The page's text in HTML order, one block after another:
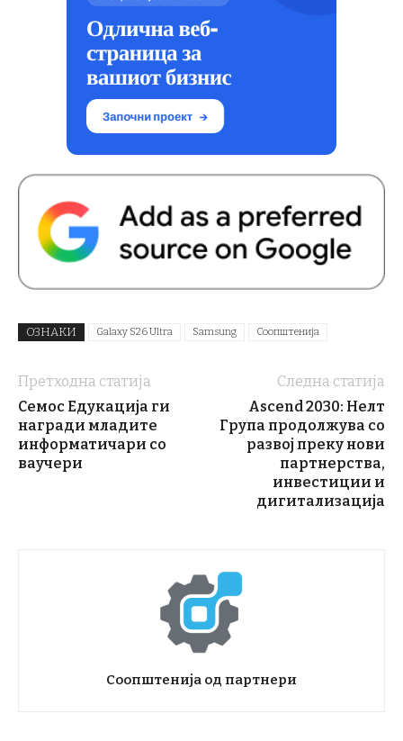
ОЗНАКИ Galaxy S26 Ultra Samsung Соопштенија
Претходна статија
Семос Едукација ги
награди младите
информатичари со
ваучери
Следна статија
Ascend 2030: Нелт
Група продолжува со
развој преку нови
партнерства,
инвестиции и
дигитализација
Соопштенија од партнери